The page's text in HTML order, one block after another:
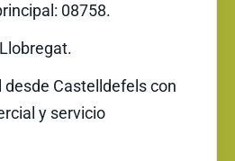
08758.
Castelldefels con
y servicio